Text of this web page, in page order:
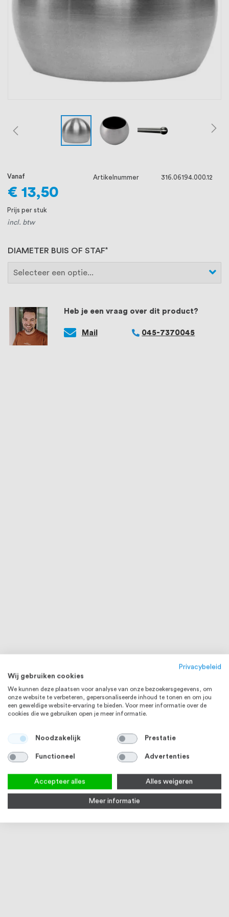
ons voorop, want we geloven dat een
goede relatie met onze klanten het
verschil maakt.
Heb je een vraag over dit product?
Mail 045-7370045
DIAMETER BUIS OF STAF
Vanaf
€ 13,50
Prijs per stuk
incl. btw
Artikelnummer 316.06194.000.12
Privacybeleid
Wij gebruiken cookies
We kunnen deze plaatsen voor analyse van onze bezoekersgegevens, om
onze website te verbeteren, gepersonaliseerde inhoud te tonen en om jou
een geweldige website-ervaring te bieden. Voor meer informatie over de
cookies die we gebruiken open je meer informatie.
Noodzakelijk Prestatie
Functioneel Advertenties
Accepteer alles Alles weigeren
Meer informatie